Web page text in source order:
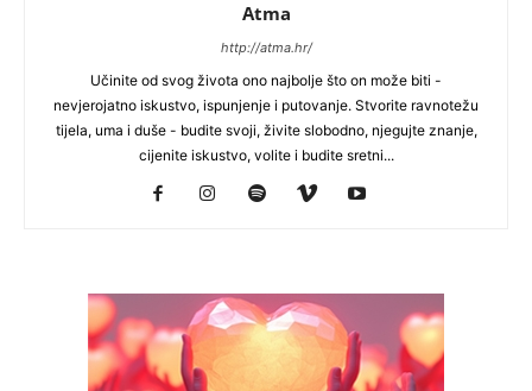
Atma
http://atma.hr/
Učinite od svog života ono najbolje što on može biti -
nevjerojatno iskustvo, ispunjenje i putovanje. Stvorite ravnotežu
tijela, uma i duše - budite svoji, živite slobodno, njegujte znanje,
cijenite iskustvo, volite i budite sretni...